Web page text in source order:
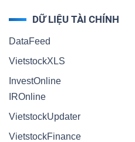
DỮ LIỆU TÀI CHÍNH
DataFeed
VietstockXLS
InvestOnline
IROnline
VietstockUpdater
VietstockFinance